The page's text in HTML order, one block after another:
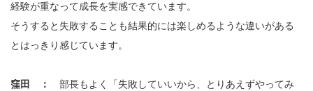
経験が重なって成長を実感できています。
そうすると失敗することも結果的には楽しめるような違いがある
とはっきり感じています。
窪田 ： 部長もよく「失敗していいから、とりあえずやってみ